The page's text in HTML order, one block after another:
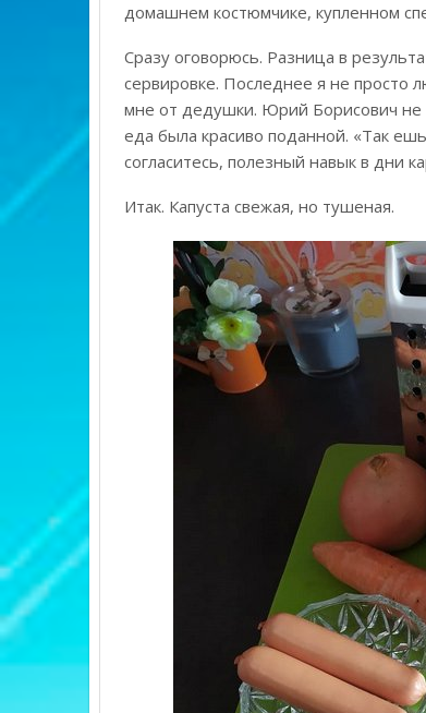
домашнем костюмчике, купленном
Сразу оговорюсь. Разница в
сервировке. Последнее я не просто
мне от дедушки. Юрий Борисович не
еда была красиво поданной. «Так
согласитесь, полезный навык в дни
Итак. Капуста свежая, но тушеная.